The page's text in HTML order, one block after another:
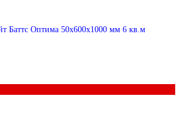
Баттс Оптима 50х600х1000 мм 6 кв.м